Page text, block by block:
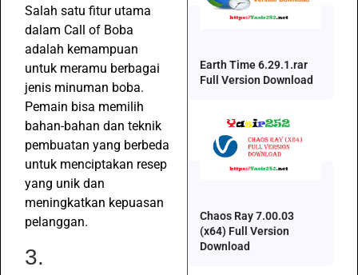
Salah satu fitur utama
dalam Call of Boba
adalah kemampuan
untuk meramu berbagai
jenis minuman boba.
Pemain bisa memilih
bahan-bahan dan teknik
pembuatan yang berbeda
untuk menciptakan resep
yang unik dan
meningkatkan kepuasan
pelanggan.
3.
Earth Time 6.29.1.rar
Full Version Download
Chaos Ray 7.00.03
(x64) Full Version
Download